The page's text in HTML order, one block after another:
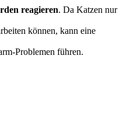
reagieren. Da Katzen nur
können, kann eine
Problemen führen.